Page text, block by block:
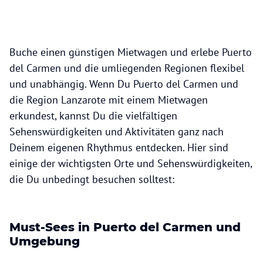
Buche einen günstigen Mietwagen und erlebe Puerto
del Carmen und die umliegenden Regionen flexibel
und unabhängig. Wenn Du Puerto del Carmen und
die Region Lanzarote mit einem Mietwagen
erkundest, kannst Du die vielfältigen
Sehenswürdigkeiten und Aktivitäten ganz nach
Deinem eigenen Rhythmus entdecken. Hier sind
einige der wichtigsten Orte und Sehenswürdigkeiten,
die Du unbedingt besuchen solltest:
Must-Sees in Puerto del Carmen und
Umgebung